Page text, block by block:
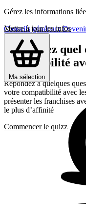
Conseils généraux
Ma sélection
Gérez les informations
Mettre à jour les infos
Découvrez
compatibilité
Répondez a quelques
votre compatibilité avec
présenter les franchises
le plus d’affinité
Commencer le quizz